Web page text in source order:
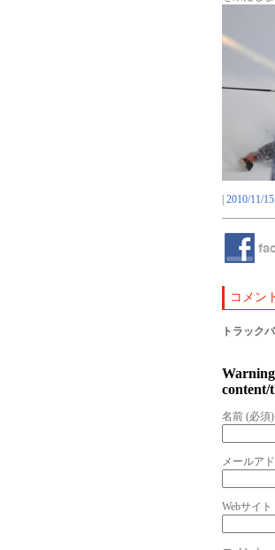
2010/11/
コメン
トラック
Warning
content/
名前 (必須)
メールア
Webサイト